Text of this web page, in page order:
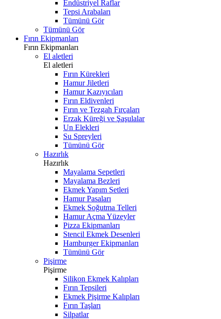
Endüstriyel Raflar
Tepsi Arabaları
Tümünü Gör
Tümünü Gör
Fırın Ekipmanları
Fırın Ekipmanları
El aletleri
El aletleri
Fırın Kürekleri
Hamur Jiletleri
Hamur Kazıyıcıları
Fırın Eldivenleri
Fırın ve Tezgah Fırçaları
Erzak Küreği ve Şaşulalar
Un Elekleri
Su Spreyleri
Tümünü Gör
Hazırlık
Hazırlık
Mayalama Sepetleri
Mayalama Bezleri
Ekmek Yapım Setleri
Hamur Pasaları
Ekmek Soğutma Telleri
Hamur Açma Yüzeyler
Pizza Ekipmanları
Stencil Ekmek Desenleri
Hamburger Ekipmanları
Tümünü Gör
Pişirme
Pişirme
Silikon Ekmek Kalıpları
Fırın Tepsileri
Ekmek Pişirme Kalıpları
Fırın Taşları
Silpatlar